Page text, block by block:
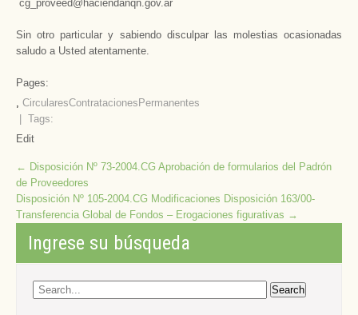
cg_proveed@haciendanqn.gov.ar
Sin otro particular y sabiendo disculpar las molestias ocasionadas
saludo a Usted atentamente.
Pages:
, CircularesContrataciones Permanentes
| Tags:
Edit
Post
navigation
← Disposición Nº 73-2004.CG Aprobación de formularios del Padrón
de Proveedores
Disposición Nº 105-2004.CG Modificaciones Disposición 163/00-
Transferencia Global de Fondos – Erogaciones figurativas →
Ingrese su búsqueda